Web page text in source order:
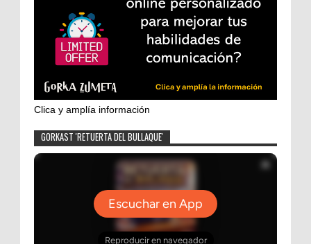
Clica y amplía información
GORKAST 'RETUERTA DEL BULLAQUE'